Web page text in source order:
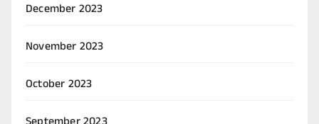
December 2023
November 2023
October 2023